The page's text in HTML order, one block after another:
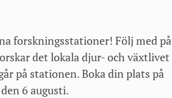
forskningsstationer! Följ med på
det lokala djur- och växtlivet
på stationen. Boka din plats på
6 augusti.